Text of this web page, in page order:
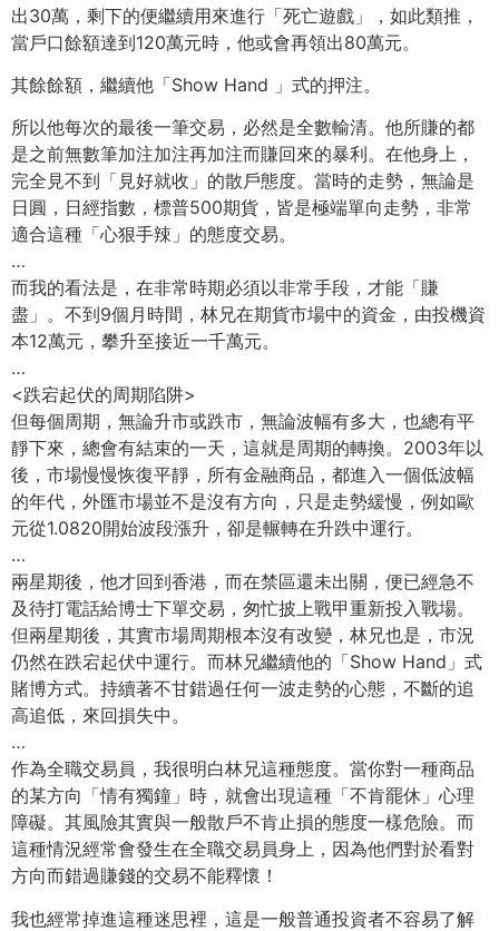
出30萬，剩下的便繼續用來進行「死亡遊戲」，如此類推，
當戶口餘額達到120萬元時，他或會再領出80萬元。
其餘餘額，繼續他「Show Hand 」式的押注。
所以他每次的最後一筆交易，必然是全數輸清。他所賺的都
是之前無數筆加注加注再加注而賺回來的暴利。在他身上，
完全見不到「見好就收」的散戶態度。當時的走勢，無論是
日圓，日經指數，標普500期貨，皆是極端單向走勢，非常
適合這種「心狠手辣」的態度交易。
…
而我的看法是，在非常時期必須以非常手段，才能「賺
盡」。不到9個月時間，林兄在期貨市場中的資金，由投機資
本12萬元，攀升至接近一千萬元。
…
<跌宕起伏的周期陷阱>
但每個周期，無論升市或跌市，無論波幅有多大，也總有平
靜下來，總會有結束的一天，這就是周期的轉換。2003年以
後，市場慢慢恢復平靜，所有金融商品，都進入一個低波幅
的年代，外匯市場並不是沒有方向，只是走勢緩慢，例如歐
元從1.0820開始波段漲升，卻是輾轉在升跌中運行。
…
兩星期後，他才回到香港，而在禁區還未出關，便已經急不
及待打電話給博士下單交易，匆忙披上戰甲重新投入戰場。
但兩星期後，其實市場周期根本沒有改變，林兄也是，市況
仍然在跌宕起伏中運行。而林兄繼續他的「Show Hand」式
賭博方式。持續著不甘錯過任何一波走勢的心態，不斷的追
高追低，來回損失中。
…
作為全職交易員，我很明白林兄這種態度。當你對一種商品
的某方向「情有獨鐘」時，就會出現這種「不肯罷休」心理
障礙。其風險其實與一般散戶不肯止損的態度一樣危險。而
這種情況經常會發生在全職交易員身上，因為他們對於看對
方向而錯過賺錢的交易不能釋懷！
我也經常掉進這種迷思裡，這是一般普通投資者不容易了解